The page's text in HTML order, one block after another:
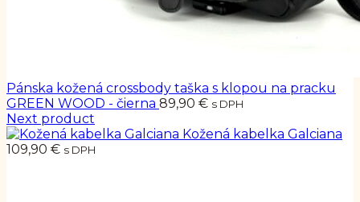
Pánska kožená crossbody taška s klopou na pracku
GREEN WOOD - čierna 89,90 € s DPH
Next product
Kožená kabelka Galciana
109,90 € s DPH